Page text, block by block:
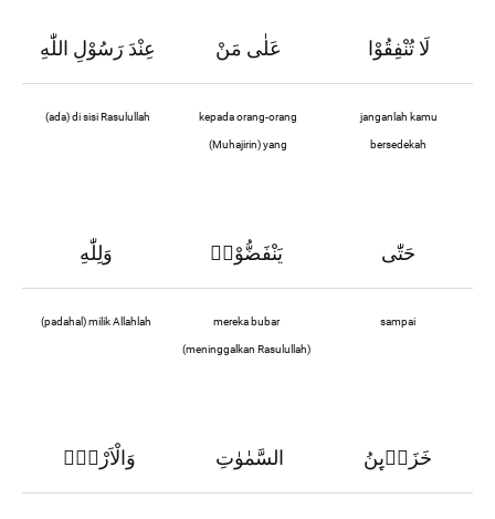
عِنْدَ رَسُوْلِ اللّٰهِ عَلٰى مَنْ لَا تُنْفِقُوْا
(ada) di sisi Rasulullah kepada orang-orang
(Muhajirin) yang
janganlah kamu
bersedekah
وَلِلّٰهِ يَنْفَضُّوْاۗ حَتّٰى
(padahal) milik Allahlah mereka bubar
(meninggalkan Rasulullah)
sampai
وَالْاَرْضِۙ السَّمٰوٰتِ خَزَاۤىِٕنُ